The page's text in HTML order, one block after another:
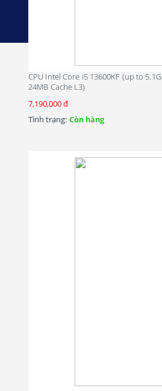
CPU Intel Core i5 13600KF (up to
24MB Cache L3)
7,190,000 đ
Tình trạng: Còn hàng